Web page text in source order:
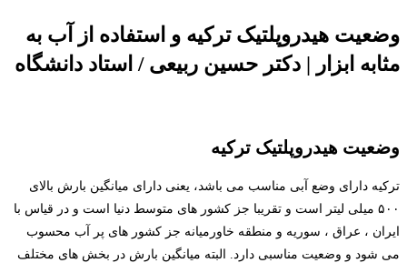
وضعیت هیدروپلتیک ترکیه و استفاده از آب به
مثابه ابزار | دکتر حسین ربیعی / استاد دانشگاه
وضعیت هیدروپلتیک ترکیه
ترکیه دارای وضع آبی مناسب می باشد، یعنی دارای میانگین بارش بالای
۵۰۰ میلی لیتر است و تقریبا جز کشور های متوسط دنیا است و در قیاس با
ایران ، عراق ، سوریه و منطقه خاورمیانه جز کشور های پر آب محسوب
می شود و وضعیت مناسبی دارد. البته میانگین بارش در بخش های مختلف